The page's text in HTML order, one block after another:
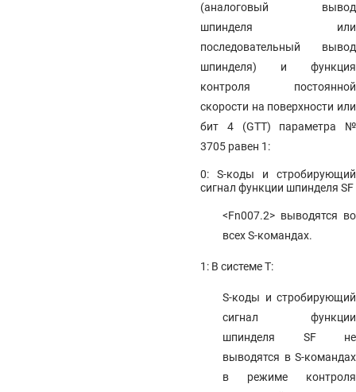
(аналоговый вывод
шпинделя или
последовательный вывод
шпинделя) и функция
контроля постоянной
скорости на поверхности или
бит 4 (GTT) параметра №
3705 равен 1:
0: S-коды и стробирующий
сигнал функции шпинделя SF
<Fn007.2> выводятся во
всех S-командах.
1: В системе T:
S-коды и стробирующий
сигнал функции
шпинделя SF не
выводятся в S-командах
в режиме контроля